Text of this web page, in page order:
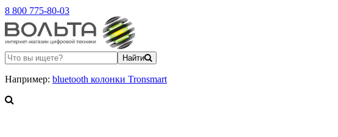
8 800 775-80-03
Найти
Например: bluetooth колонки Tronsmart